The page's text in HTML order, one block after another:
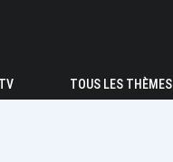
TOUS LES THÈMES